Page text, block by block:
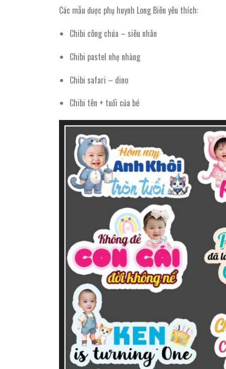
Các mẫu được phụ huynh Long Biên yêu thích:
Chibi công chúa – siêu nhân
Chibi pastel nhẹ nhàng
Chibi safari – dino
Chibi tên + tuổi của bé